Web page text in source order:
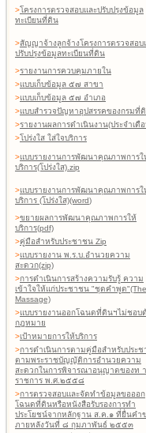
>โครงการตรวจสอบและปรับปรุงข้อมูล
ทะเบียนที่ดิน
>สัญญาจ้างลูกจ้างโครงการตรวจสอบ
ปรับปรุงข้อมูลทะเบียนที่ดิน
>รายงานการควบคุมภายใน
>แบบเก็บข้อมูล ๕๗ สาขา
>แบบเก็บข้อมูล ๕๗ อำเภอ
>แบบสำรวจปัญหาอุปสรรคของกรมที่
>รายงานผลการดำเนินงาน(ประจำเดื
>โปร่งใส ใส่ใจบริการ
>แบบรายงานการพัฒนาคุณภาพการใ
บริการ(โปร่งใส).zip
>แบบรายงานการพัฒนาคุณภาพการใ
บริการ (โปร่งใส)(word)
>ขยายผลการพัฒนาคุณภาพการให้
บริการ(pdf)
>คู่มือสำหรับประชาชน Zip
>แบบรายงาน พ.ร.บ.อำนวยความ
สะดวก(zip)
>การดำเนินการสร้างความรับรู้ ความ
เข้าใจให้แก่ประชาชน "ชุดคำพูด
Massage)
>แบบรายงานออกโฉนดที่ดินฯไม่ชอบ
กฎหมาย
>เป้าหมายการให้บริการ
>การดำเนินการตามคู่มือสำหรับประ
ตามพระราชบัญญัติการอำนวยความ
สะดวกในการพิจารณาอนุญาตของท
ราชการ พ.ศ.๒๕๕๘
>การตรวจสอบและจัดทำข้อมูลขอออก
โฉนดที่ดินหรือหนังสือรับรองการทำ
ประโยชน์จากหลักฐาน ส.ค.๑ ที่ยื่นคำ
ภายหลังวันที่ ๘ กุมภาพันธ์ ๒๕๕๓